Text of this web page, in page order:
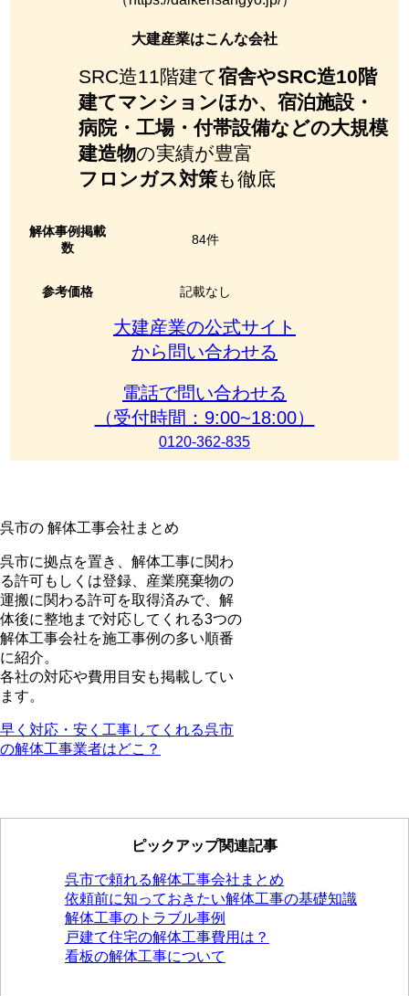
大建産業はこんな会社
SRC造11階建て宿舎やSRC造10階
建てマンションほか、宿泊施設・
病院・工場・付帯設備などの大規模
建造物の実績が豊富
フロンガス対策も徹底
解体事例掲載
数
84件
参考価格 記載なし
大建産業の公式サイト
から問い合わせる
電話で問い合わせる
（受付時間：9:00~18:00）
0120-362-835
呉市の 解体工事会社まとめ
呉市に拠点を置き、解体工事に関わ
る許可もしくは登録、産業廃棄物の
運搬に関わる許可を取得済みで、解
体後に整地まで対応してくれる3つの
解体工事会社を施工事例の多い順番
に紹介。
各社の対応や費用目安も掲載してい
ます。
早く対応・安く工事してくれる呉市
の解体工事業者はどこ？
ピックアップ関連記事
呉市で頼れる解体工事会社まとめ
依頼前に知っておきたい解体工事の基礎知識
解体工事のトラブル事例
戸建て住宅の解体工事費用は？
看板の解体工事について